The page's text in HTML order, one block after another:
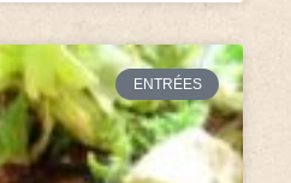
ENTRÉES